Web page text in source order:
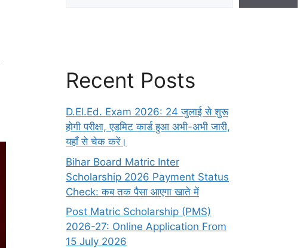
Recent Posts
D.El.Ed. Exam 2026: 24 जुलाई से शुरू
होगी परीक्षा, एडमिट कार्ड हुआ अभी-अभी जारी,
यहाँ से चेक करें।
Bihar Board Matric Inter
Scholarship 2026 Payment Status
Check: कब तक पैसा आएगा खाते में
Post Matric Scholarship (PMS)
2026-27: Online Application From
15 July 2026